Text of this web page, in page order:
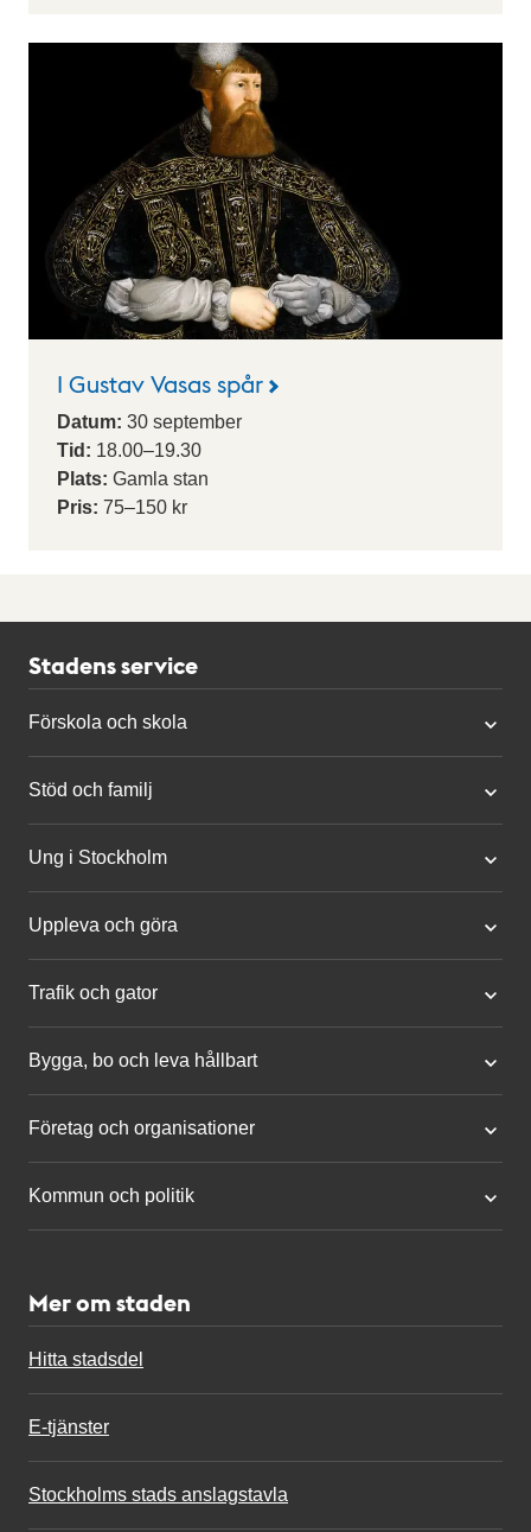
I Gustav Vasas spår
Datum: 30 september
Tid: 18.00–19.30
Plats: Gamla stan
Pris: 75–150 kr
Stadens service
Förskola och skola
Stöd och familj
Ung i Stockholm
Uppleva och göra
Trafik och gator
Bygga, bo och leva hållbart
Företag och organisationer
Kommun och politik
Mer om staden
Hitta stadsdel
E-tjänster
Stockholms stads anslagstavla